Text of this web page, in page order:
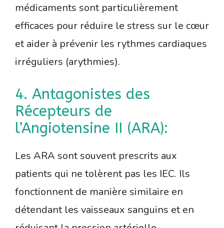
médicaments sont particulièrement
efficaces pour réduire le stress sur le cœur
et aider à prévenir les rythmes cardiaques
irréguliers (arythmies).
4. Antagonistes des
Récepteurs de
l’Angiotensine II (ARA):
Les ARA sont souvent prescrits aux
patients qui ne tolèrent pas les IEC. Ils
fonctionnent de manière similaire en
détendant les vaisseaux sanguins et en